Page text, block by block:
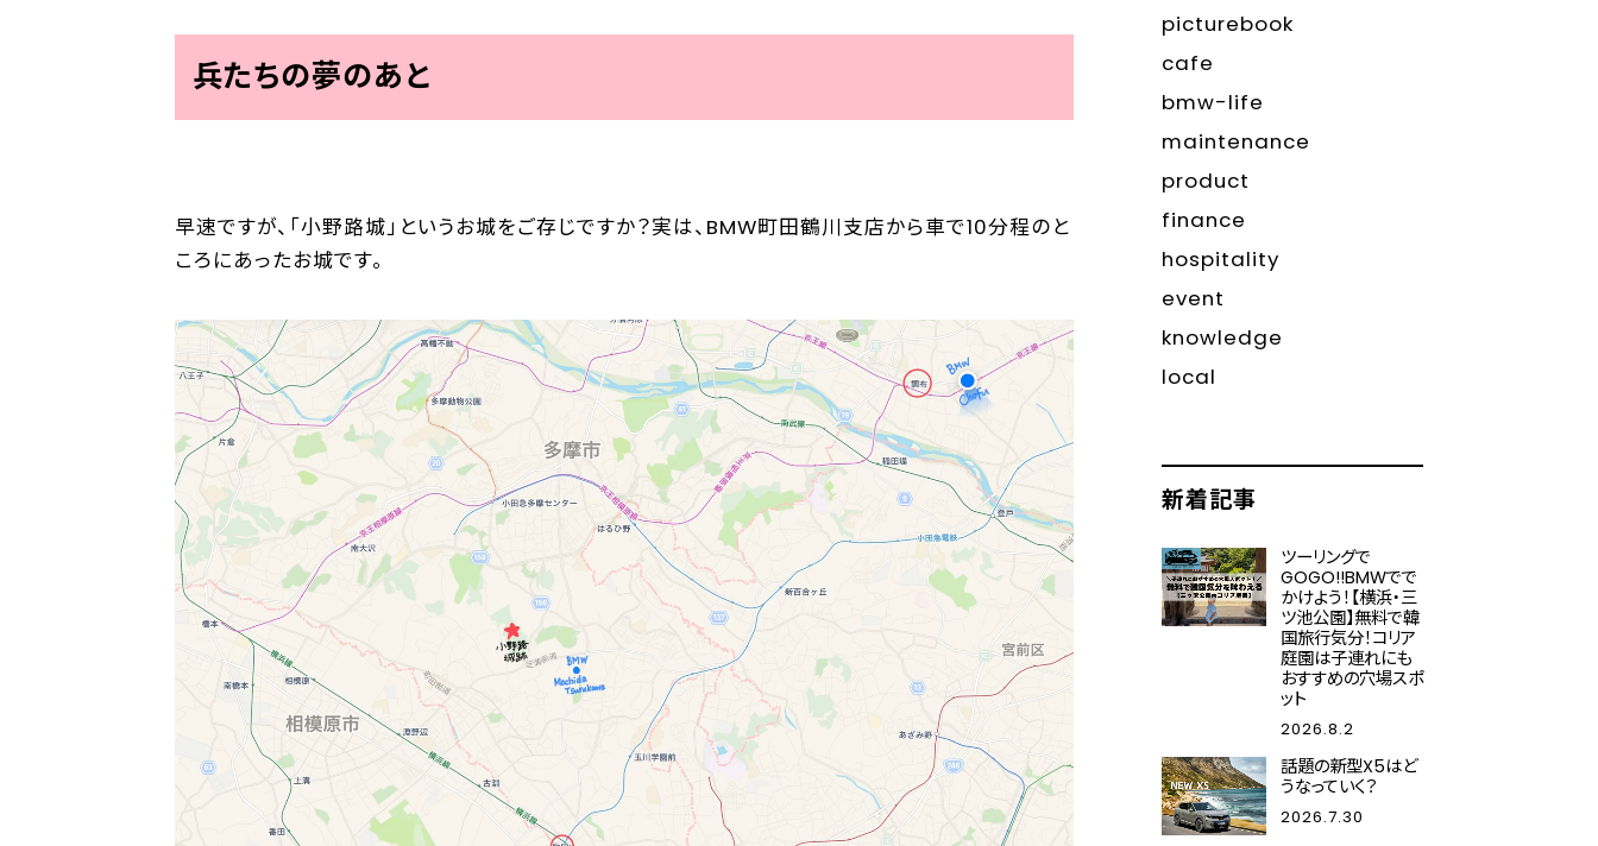
兵たちの夢のあと
早速ですが、「小野路城」というお城をご存じですか？実は、BMW町田鶴川支店から車で10分程のと
ころにあったお城です。
picturebook
cafe
bmw-life
maintenance
product
finance
hospitality
event
knowledge
local
新着記事
ツーリングで
GOGO!!BMWでで
かけよう！【横浜・三
ツ池公園】無料で韓
国旅行気分！コリア
庭園は子連れにも
おすすめの穴場スポ
ット
2026.8.2
話題の新型X5はど
うなっていく？
2026.7.30